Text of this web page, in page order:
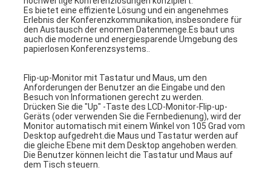
Es bietet eine effiziente Lösung und ein angenehmes
Erlebnis der Konferenzkommunikation, insbesondere für
den Austausch der enormen Datenmenge.Es baut uns
auch die moderne und energiesparende Umgebung des
papierlosen Konferenzsystems..
Flip-up-Monitor mit Tastatur und Maus, um den
Anforderungen der Benutzer an die Eingabe und den
Besuch von Informationen gerecht zu werden.
Drücken Sie die "Up" -Taste des LCD-Monitor-Flip-up-
Geräts (oder verwenden Sie die Fernbedienung), wird der
Monitor automatisch mit einem Winkel von 105 Grad vom
Desktop aufgedreht.die Maus und Tastatur werden auf
die gleiche Ebene mit dem Desktop angehoben werden.
Die Benutzer können leicht die Tastatur und Maus auf
dem Tisch steuern.